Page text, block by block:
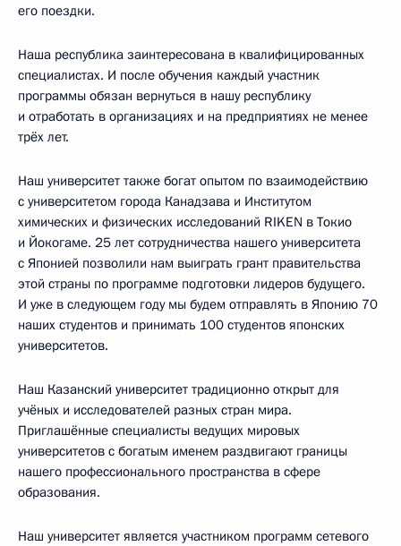
его поездки.
Наша республика заинтересована в квалифицированных
специалистах. И после обучения каждый участник
программы обязан вернуться в нашу республику
и отработать в организациях и на предприятиях не менее
трёх лет.
Наш университет также богат опытом по взаимодействию
с университетом города Канадзава и Институтом
химических и физических исследований RIKEN в Токио
и Йокогаме. 25 лет сотрудничества нашего университета
с Японией позволили нам выиграть грант правительства
этой страны по программе подготовки лидеров будущего.
И уже в следующем году мы будем отправлять в Японию 70
наших студентов и принимать 100 студентов японских
университетов.
Наш Казанский университет традиционно открыт для
учёных и исследователей разных стран мира.
Приглашённые специалисты ведущих мировых
университетов с богатым именем раздвигают границы
нашего профессионального пространства в сфере
образования.
Наш университет является участником программ сетевого